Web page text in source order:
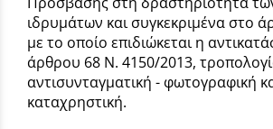
ιδρυμάτων και συγκεκριμένα στο
με το οποίο επιδιώκεται η
άρθρου 68 Ν. 4150/2013,
αντισυνταγματική - φωτογραφική
καταχρηστική.